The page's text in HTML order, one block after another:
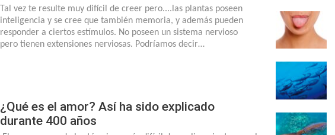
Tal vez te resulte muy difícil de creer pero....las plantas poseen
inteligencia y se cree que también memoria, y además pueden
responder a ciertos estímulos. No poseen un sistema nervioso
pero tienen extensiones nerviosas. Podríamos decir…
¿Qué es el amor? Así ha sido explicado
durante 400 años